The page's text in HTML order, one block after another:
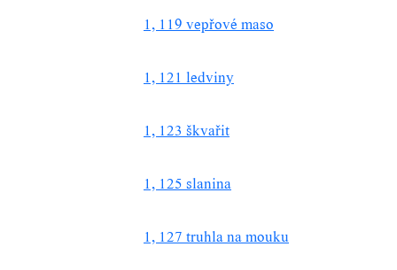
1, 119 vepřové maso
1, 121 ledviny
1, 123 škvařit
1, 125 slanina
1, 127 truhla na mouku